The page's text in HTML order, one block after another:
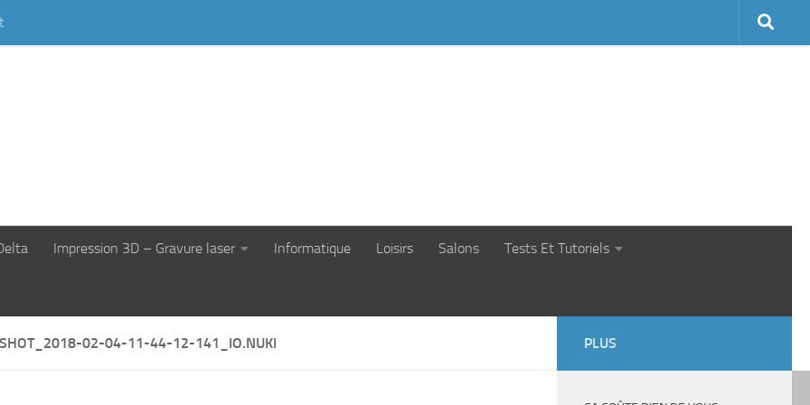
Impression 3D – Gravure laser Informatique Loisirs Salons Tests Et Tutoriels
02-04-11-44-12-141_IO.NUKI PLUS